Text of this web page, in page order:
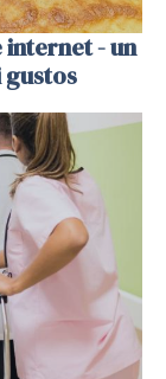
internet - un
gustos